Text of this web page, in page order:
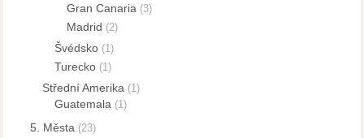
Gran Canaria (3)
Madrid (2)
Švédsko (1)
Turecko (1)
Střední Amerika (1)
Guatemala (1)
5. Města (23)